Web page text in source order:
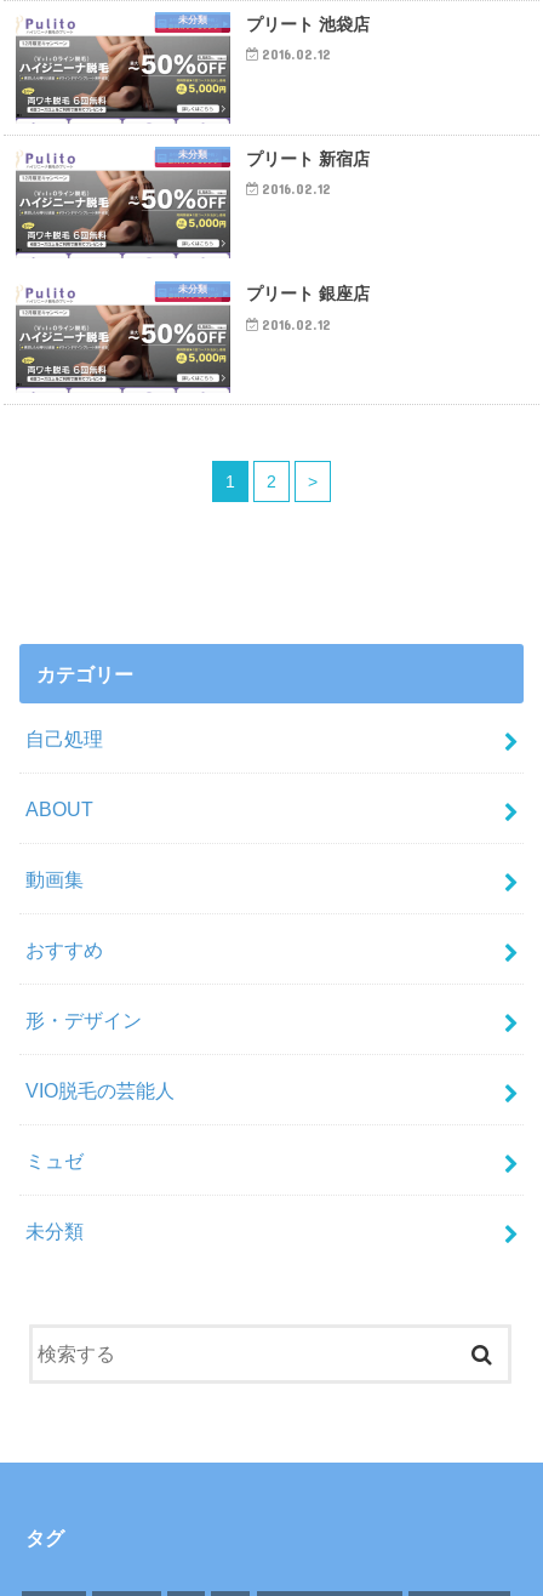
未分類 プリート 池袋店
2016.02.12
未分類 プリート 新宿店
2016.02.12
未分類 プリート 銀座店
2016.02.12
1 2 >
カテゴリー
自己処理
ABOUT
動画集
おすすめ
形・デザイン
VIO脱毛の芸能人
ミュゼ
未分類
タグ